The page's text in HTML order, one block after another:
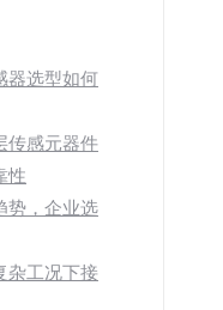
器选型如何
传感元器件
性
势，企业选
杂工况下接